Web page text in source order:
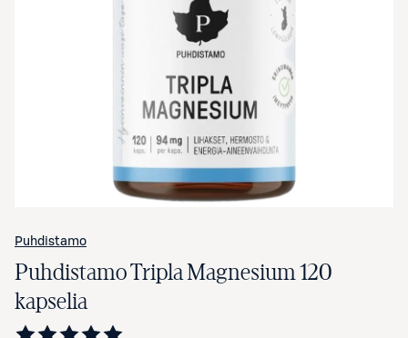
Avaa tuotekuva suurennettuna
Puhdistamo
Puhdistamo Tripla Magnesium 120
kapselia